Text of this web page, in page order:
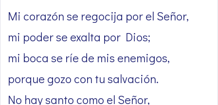
Mi corazón se regocija por el Señor,
mi poder se exalta por Dios;
mi boca se ríe de mis enemigos,
porque gozo con tu salvación.
No hay santo como el Señor,